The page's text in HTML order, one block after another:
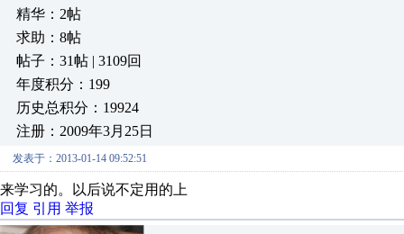
精华：2帖
求助：8帖
帖子：31帖 | 3109回
年度积分：199
历史总积分：19924
注册：2009年3月25日
发表于：2013-01-14 09:52:51
来学习的。以后说不定用的上
回复 引用 举报